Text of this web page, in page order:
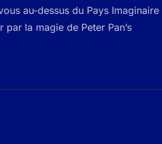
au-dessus du Pays Imaginaire
la magie de Peter Pan’s